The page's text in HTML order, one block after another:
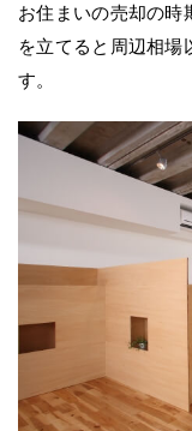
お住まいの売却の時
を立てると周辺相場
す。